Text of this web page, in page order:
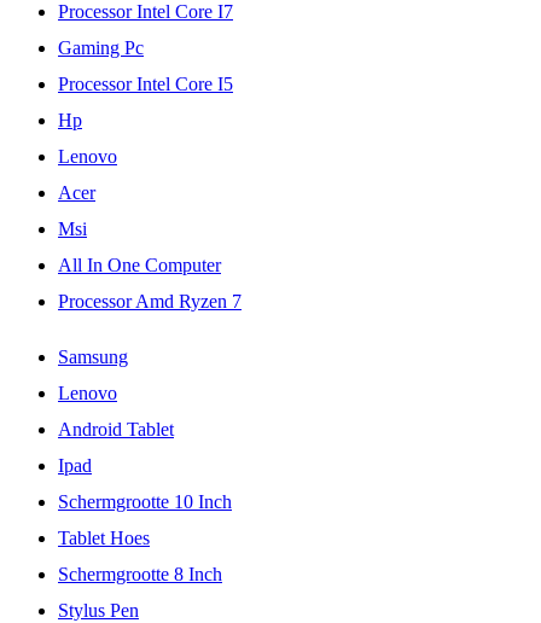
Processor Intel Core I7
Gaming Pc
Processor Intel Core I5
Hp
Lenovo
Acer
Msi
All In One Computer
Processor Amd Ryzen 7
Samsung
Lenovo
Android Tablet
Ipad
Schermgrootte 10 Inch
Tablet Hoes
Schermgrootte 8 Inch
Stylus Pen